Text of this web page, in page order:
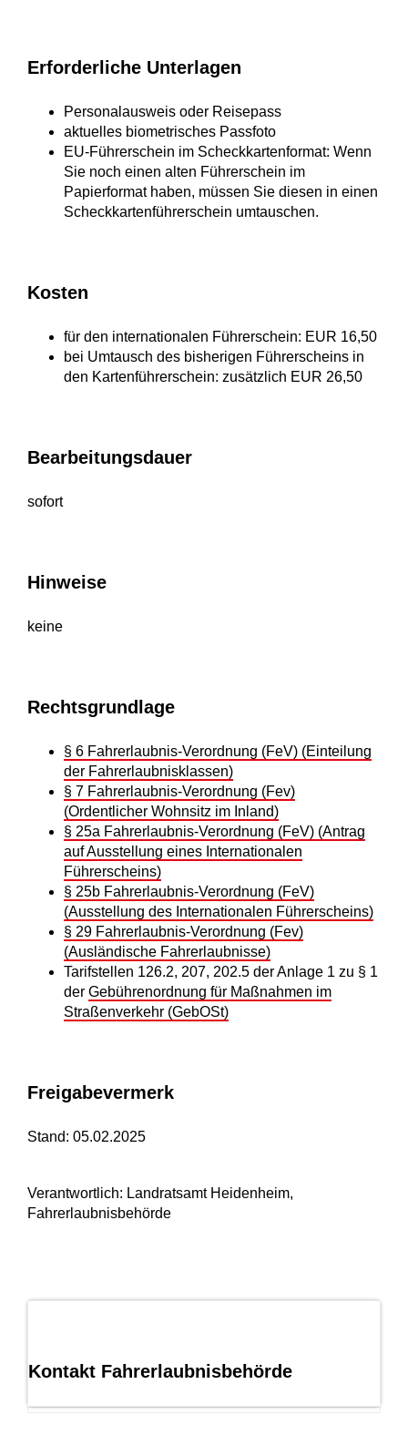
Kontakt Fahrerlaubnisbehörde
Erforderliche Unterlagen
Personalausweis oder Reisepass
aktuelles biometrisches Passfoto
EU-Führerschein im Scheckkartenformat: Wenn
Sie noch einen alten Führerschein im
Papierformat haben, müssen Sie diesen in einen
Scheckkartenführerschein umtauschen.
Kosten
für den internationalen Führerschein: EUR 16,50
bei Umtausch des bisherigen Führerscheins in
den Kartenführerschein: zusätzlich EUR 26,50
Bearbeitungsdauer
sofort
Hinweise
keine
Rechtsgrundlage
§ 6 Fahrerlaubnis-Verordnung (FeV) (Einteilung
der Fahrerlaubnisklassen)
§ 7 Fahrerlaubnis-Verordnung (Fev)
(Ordentlicher Wohnsitz im Inland)
§ 25a Fahrerlaubnis-Verordnung (FeV) (Antrag
auf Ausstellung eines Internationalen
Führerscheins)
§ 25b Fahrerlaubnis-Verordnung (FeV)
(Ausstellung des Internationalen Führerscheins)
§ 29 Fahrerlaubnis-Verordnung (Fev)
(Ausländische Fahrerlaubnisse)
Tarifstellen 126.2, 207, 202.5 der Anlage 1 zu § 1
der Gebührenordnung für Maßnahmen im
Straßenverkehr (GebOSt)
Freigabevermerk
Stand: 05.02.2025
Verantwortlich: Landratsamt Heidenheim,
Fahrerlaubnisbehörde